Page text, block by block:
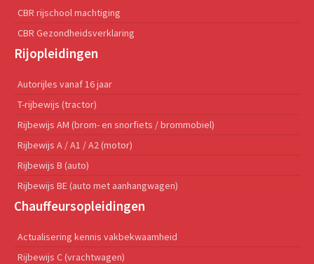
CBR rijschool machtiging
CBR Gezondheidsverklaring
Rijopleidingen
Autorijles vanaf 16 jaar
T-rijbewijs (tractor)
Rijbewijs AM (brom- en snorfiets / brommobiel)
Rijbewijs A / A1 / A2 (motor)
Rijbewijs B (auto)
Rijbewijs BE (auto met aanhangwagen)
Chauffeursopleidingen
Actualisering kennis vakbekwaamheid
Rijbewijs C (vrachtwagen)